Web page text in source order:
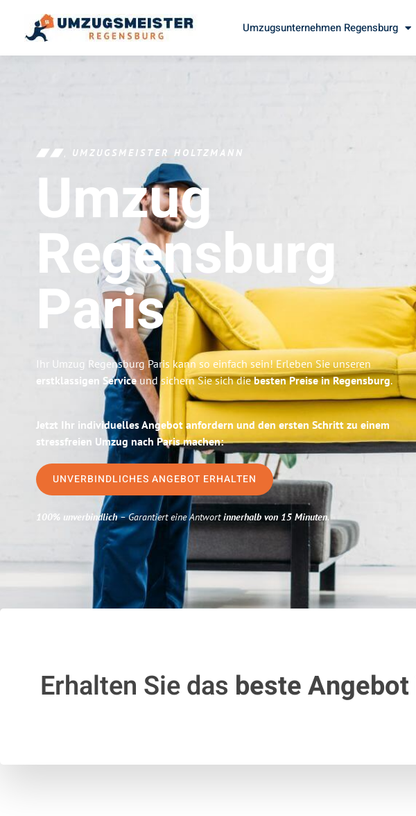
Umzugsunternehmen Regensburg
UMZUGSMEISTER HOLTZMANN
Umzug
Regensburg
Paris
Ihr Umzug Regensburg Paris kann so einfach sein! Erleben Sie unseren
erstklassigen Serviceund sichern Sie sich diebesten Preise in Regensburg.
Jetzt Ihr individuelles Angebot anfordern und den ersten Schritt zu einem
stressfreien Umzug nach Paris machen:
UNVERBINDLICHES ANGEBOT ERHALTEN
100% unverbindlich– Garantiert eine Antwortinnerhalb von 15 Minuten.
Erhalten Sie das beste Angebot